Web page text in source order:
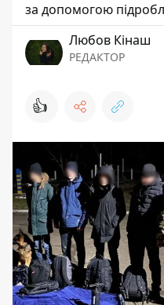
за допомогою
Любов Кінаш
РЕДАКТОР
👍